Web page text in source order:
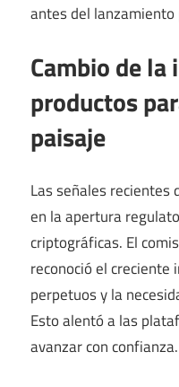
antes del
Cambio de la
productos
paisaje
Las señales recientes
en la apertura
criptográficas. El
reconoció el
perpetuos y la
Esto alentó a las
avanzar con confianza.